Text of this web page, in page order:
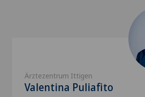
Ärztezentrum Ittigen
Valentina Puliafito